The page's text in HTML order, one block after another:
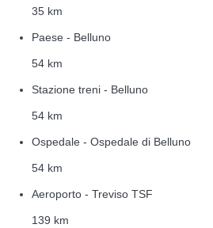
35 km
Paese - Belluno
54 km
Stazione treni - Belluno
54 km
Ospedale - Ospedale di Belluno
54 km
Aeroporto - Treviso TSF
139 km